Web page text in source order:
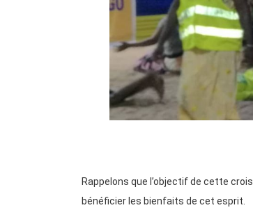
Rappelons que l’objectif de cette
bénéficier les bienfaits de cet esprit.